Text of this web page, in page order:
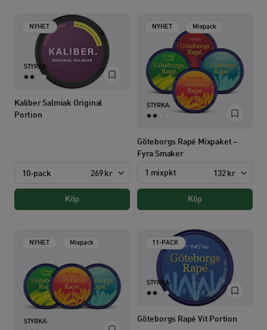
STYRKA:
Kaliber Salmiak Original
Portion
NYHET
10-pack 269 kr
Köp
STYRKA:
Göteborgs Rapé Mixpaket –
Fyra Smaker
NYHET Mixpack
1 mixpkt 132 kr
Köp
STYRKA:
NYHET Mixpack
STYRKA:
Göteborgs Rapé Vit Portion
11-PACK